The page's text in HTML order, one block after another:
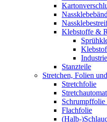
Klebstoffe &
Stanzteile
Stretchen, Folien
Stretchfolie
Schrumpffolie
Flachfolie
(Halb-